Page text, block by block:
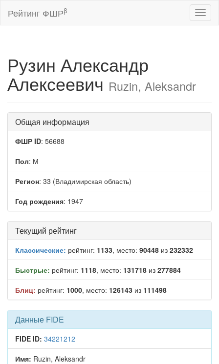
Рейтинг ФШРβ
Рузин Александр
Алексеевич Ruzin, Aleksandr
Общая информация
ФШР ID: 56688
Пол: М
Регион: 33 (Владимирская область)
Год рождения: 1947
Текущий рейтинг
Классические: рейтинг: 1133, место: 90448 из 232332
Быстрые: рейтинг: 1118, место: 131718 из 277884
Блиц: рейтинг: 1000, место: 126143 из 111498
Данные FIDE
FIDE ID: 34221212
Имя: Ruzin, Aleksandr